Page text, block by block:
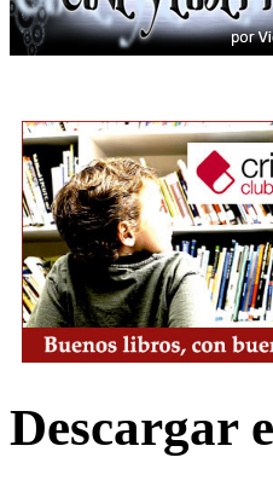
Descargar